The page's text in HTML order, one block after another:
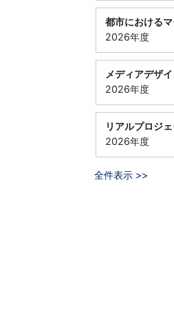
都市における
2026年度
メディアデザ
2026年度
リアルプロジ
2026年度
全件表示 >>